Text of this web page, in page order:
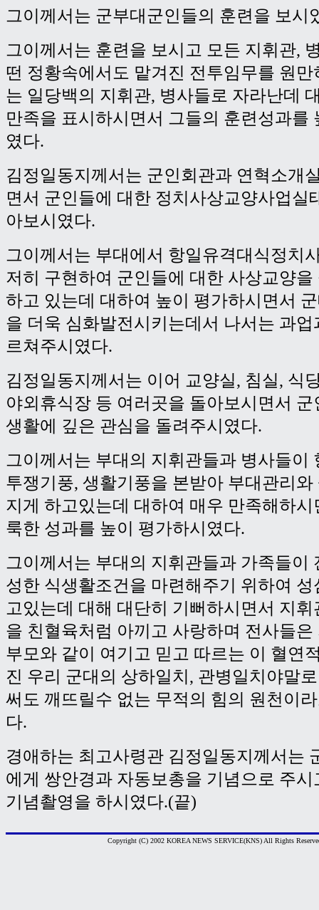
그이께서는 군부대군인들의 훈련을 보시
그이께서는 훈련을 보시고 모든 지휘관,
떤 정황속에서도 맡겨진 전투임무를 원
는 일당백의 지휘관, 병사들로 자라난데
만족을 표시하시면서 그들의 훈련성과를
였다.
김정일동지께서는 군인회관과 연혁소개
면서 군인들에 대한 정치사상교양사업실
아보시였다.
그이께서는 부대에서 항일유격대식정치
저히 구현하여 군인들에 대한 사상교양
하고 있는데 대하여 높이 평가하시면서
을 더욱 심화발전시키는데서 나서는 과
르쳐주시였다.
김정일동지께서는 이어 교양실, 침실, 식
야외휴식장 등 여러곳을 돌아보시면서
생활에 깊은 관심을 돌려주시였다.
그이께서는 부대의 지휘관들과 병사들이
투쟁기풍, 생활기풍을 본받아 부대관리
지게 하고있는데 대하여 매우 만족해하
룩한 성과를 높이 평가하시였다.
그이께서는 부대의 지휘관들과 가족들이
성한 식생활조건을 마련해주기 위하여
고있는데 대해 대단히 기뻐하시면서 지
을 친혈육처럼 아끼고 사랑하며 전사들
부모와 같이 여기고 믿고 따르는 이 혈연
진 우리 군대의 상하일치, 관병일치야말
써도 깨뜨릴수 없는 무적의 힘의 원천이
다.
경애하는 최고사령관 김정일동지께서는
에게 쌍안경과 자동보총을 기념으로 주
기념촬영을 하시였다.(끝)
Copyright (C) 2002 KOREA NEWS SERVICE(KNS) All Rights